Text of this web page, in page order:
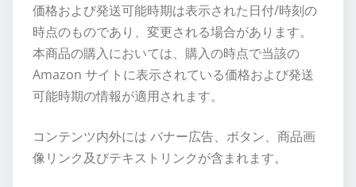
価格および発送可能時期は表示された日付/時刻の
時点のものであり、変更される場合があります。
本商品の購入においては、購入の時点で当該の
Amazon サイトに表示されている価格および発送
可能時期の情報が適用されます。
コンテンツ内外には バナー広告、ボタン、商品画
像リンク及びテキストリンクが含まれます。